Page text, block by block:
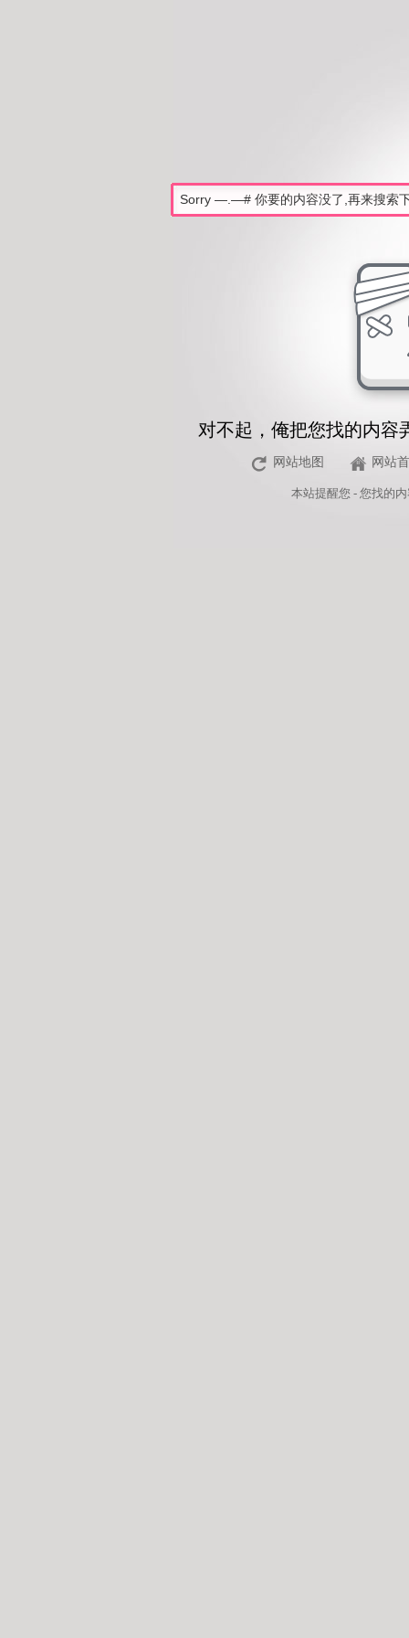
对不起，俺把您找的内容
网站地图 网站
本站提醒您 - 您找的